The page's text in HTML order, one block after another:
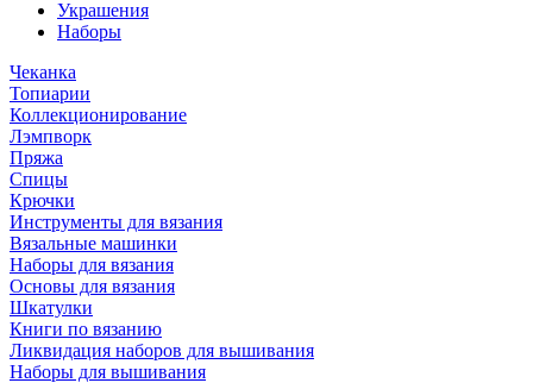
Украшения
Наборы
Чеканка
Топиарии
Коллекционирование
Лэмпворк
Пряжа
Спицы
Крючки
Инструменты для вязания
Вязальные машинки
Наборы для вязания
Основы для вязания
Шкатулки
Книги по вязанию
Ликвидация наборов для вышивания
Наборы для вышивания